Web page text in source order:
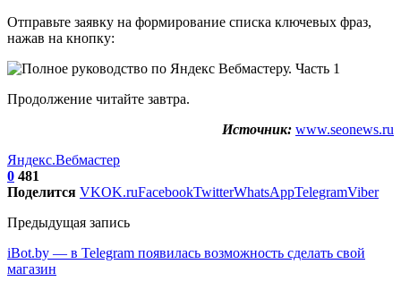
Отправьте заявку на формирование списка ключевых фраз,
нажав на кнопку:
Продолжение читайте завтра.
Источник: www.seonews.ru
Яндекс.Вебмастер
0 481
Поделится VKOK.ruFacebookTwitterWhatsAppTelegramViber
Предыдущая запись
iBot.by — в Telegram появилась возможность сделать свой
магазин